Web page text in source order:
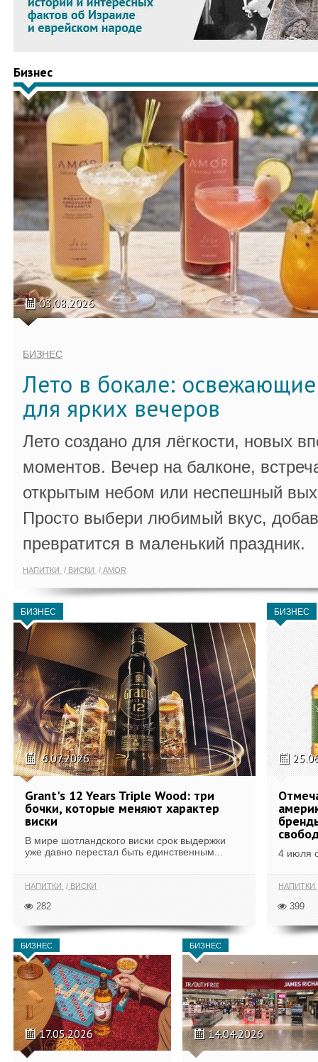
Бизнес
03.08.2026
БИЗНЕС
Лето в бокале:
для ярких вечеров
Лето создано для лёгкости, новых
моментов. Вечер на балконе,
открытым небом или неспешный
Просто выбери любимый вкус,
превратится в маленький праздник.
НАПИТКИ ВИСКИ AMOR
БИЗНЕС
6.07.2026
Grant's 12 Years Triple Wood: три
бочки, которые меняют характер
виски
В мире шотландского виски срок выдержки
уже давно перестал быть единственным...
НАПИТКИ ВИСКИ
282
БИЗНЕС
4 июля
НАПИТКИ
399
БИЗНЕС
17.05.2026
БИЗНЕС
14.04.2026